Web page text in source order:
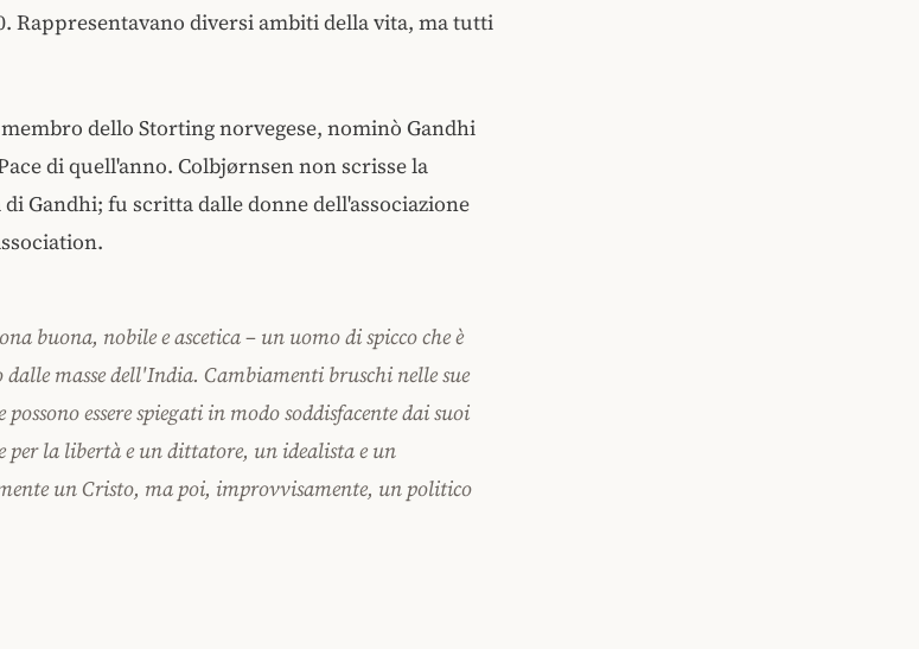
Rappresentavano diversi ambiti della vita, ma tutti
dello Storting norvegese, nominò Gandhi
di quell'anno. Colbjørnsen non scrisse la
Gandhi; fu scritta dalle donne dell'associazione
buona, nobile e ascetica – un uomo di spicco che è
masse dell'India. Cambiamenti bruschi nelle sue
essere spiegati in modo soddisfacente dai suoi
per la libertà e un dittatore, un idealista e un
un Cristo, ma poi, improvvisamente, un politico